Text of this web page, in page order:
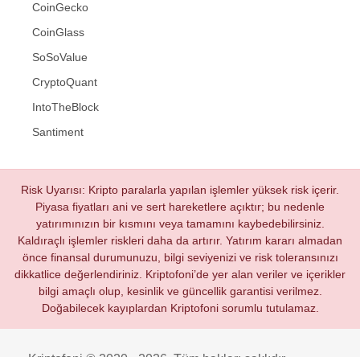
CoinGecko
CoinGlass
SoSoValue
CryptoQuant
IntoTheBlock
Santiment
Risk Uyarısı: Kripto paralarla yapılan işlemler yüksek risk içerir.
Piyasa fiyatları ani ve sert hareketlere açıktır; bu nedenle
yatırımınızın bir kısmını veya tamamını kaybedebilirsiniz.
Kaldıraçlı işlemler riskleri daha da artırır. Yatırım kararı almadan
önce finansal durumunuzu, bilgi seviyenizi ve risk toleransınızı
dikkatlice değerlendiriniz. Kriptofoni’de yer alan veriler ve içerikler
bilgi amaçlı olup, kesinlik ve güncellik garantisi verilmez.
Doğabilecek kayıplardan Kriptofoni sorumlu tutulamaz.